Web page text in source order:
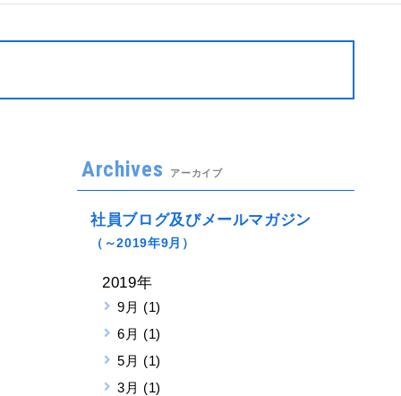
Archives アーカイブ
社員ブログ及びメールマガジン
（～2019年9月）
2019年
9月 (1)
6月 (1)
5月 (1)
3月 (1)